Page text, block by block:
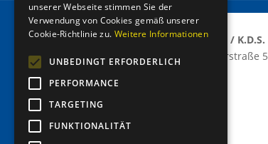
Lions Club Meran/o E.T.S / K.D.S.
Via Grabmayr – Grabmayrstraße 5
P.IVA: 03310420215
C.D.: T9K4ZHO
unserer Webseite stimmen Sie der
Verwendung von Cookies gemäß unserer
Cookie-Richtlinie zu. Weitere Informationen
UNBEDINGT ERFORDERLICH
PERFORMANCE
TARGETING
FUNKTIONALITÄT